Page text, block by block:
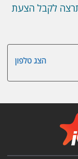
לקבל הצעת
הצג טלפון